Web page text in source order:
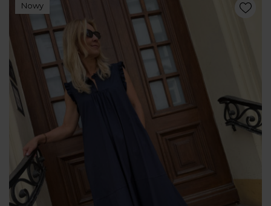
Nowy